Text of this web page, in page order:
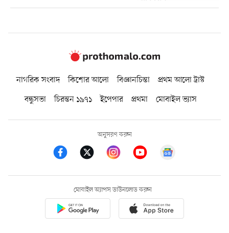
নাগরিক সংবাদ কিশোর আলো বিজ্ঞানচিন্তা
প্রথম আলো ট্রাস্ট
বন্ধুসভা
চিরন্তন ১৯৭১ ইপেপার প্রথমা মোবাইল ভ্যাস
অনুসরণ করুন
মোবাইল অ্যাপস ডাউনলোড করুন